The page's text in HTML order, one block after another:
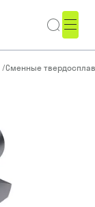
/Сменные